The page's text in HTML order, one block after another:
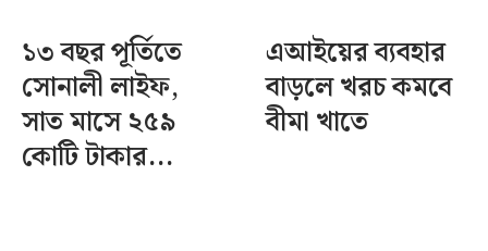
১৩ বছর পূর্তিতে
সোনালী লাইফ,
সাত মাসে ২৫৯
কোটি টাকার...
এআইয়ের ব্যবহার
বাড়লে খরচ কমবে
বীমা খাতে